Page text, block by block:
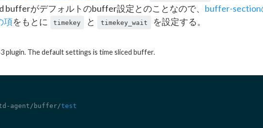
bufferがデフォルトのbuffer設定とのことなので、 buffer-section
項をもとに timekey と timekey_wait を設定する。
plugin. The default settings is time sliced buffer.
agent/buffer/test